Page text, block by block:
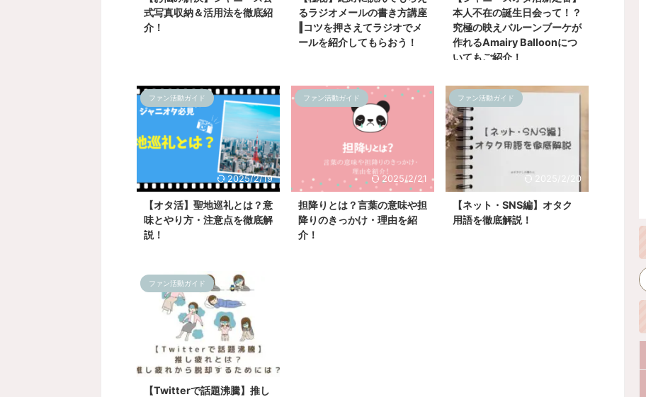
式写真収納＆活用法を徹底紹
介！
るラジオメールの書き方講座
‖コツを押さえてラジオでメ
ールを紹介してもらおう！
本人不在の誕生日会って！？
究極の映えバルーンブーケが
作れるAmairy Balloonにつ
いてもご紹介！
ファン活動ガイド
2025/2/19
【オタ活】聖地巡礼とは？意
味とやり方・注意点を徹底解
説！
ファン活動ガイド
2025/2/21
担降りとは？言葉の意味や担
降りのきっかけ・理由を紹
介！
ファン活動ガイド
2025/2/20
【ネット・SNS編】オタク
用語を徹底解説！
ファン活動ガイド
2025/2/20
【Twitterで話題沸騰】推し